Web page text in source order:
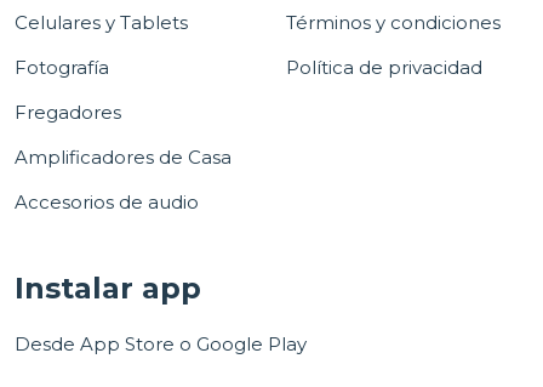
Celulares y Tablets
Fotografía
Fregadores
Amplificadores de Casa
Accesorios de audio
Términos y condiciones
Política de privacidad
Instalar app
Desde App Store o Google Play